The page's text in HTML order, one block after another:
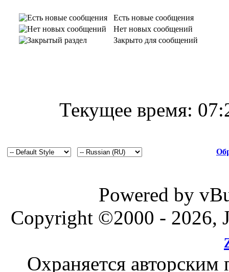
Есть новые сообщения
Нет новых сообщений
Закрыто для сообщений
Текущее время:
Powered by
Copyright ©2000 - 2026,
Охраняется